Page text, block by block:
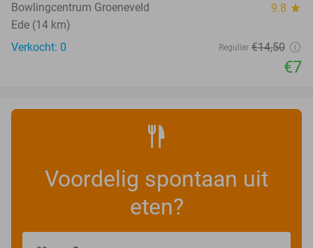
Bowlingcentrum Groeneveld 9.8 star
Ede (14 km)
Verkocht: 0
Regulier €14,50
€7
Voordelig spontaan uit
eten?